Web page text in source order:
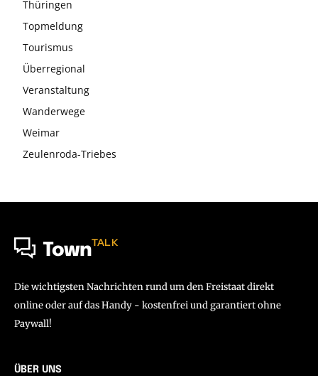
Thüringen
Topmeldung
Tourismus
Überregional
Veranstaltung
Wanderwege
Weimar
Zeulenroda-Triebes
TownTALK
Die wichtigsten Nachrichten rund um den Freistaat direkt
online oder auf das Handy - kostenfrei und garantiert ohne
Paywall!
ÜBER UNS